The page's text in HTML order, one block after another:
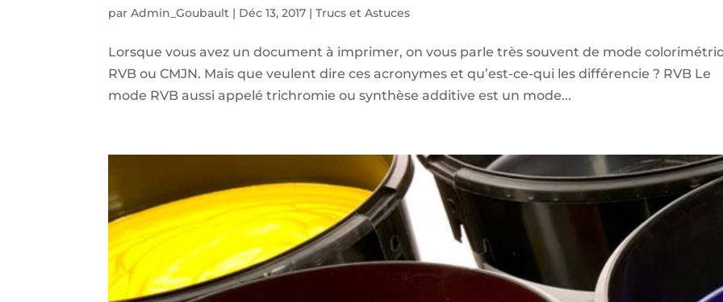
parAdmin_Goubault | Déc 13, 2017 |Trucs et Astuces
Lorsque vous avez un document à imprimer, on vous parle très souvent de mode
RVB ou CMJN. Mais que veulent dire ces acronymes et qu’est-ce-qui les différencie ? RVB Le
mode RVB aussi appelé trichromie ou synthèse additive est un mode...